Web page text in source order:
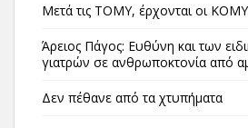
Μετά τις ΤΟΜΥ, έρχονται οι
Άρειος Πάγος: Ευθύνη και των
γιατρών σε ανθρωποκτονία από
Δεν πέθανε από τα χτυπήματα